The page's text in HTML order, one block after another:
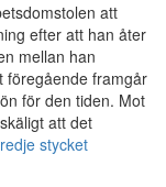
att
efter att han åter
mellan han
föregående framgår
för den tiden. Mot
att det
stycket